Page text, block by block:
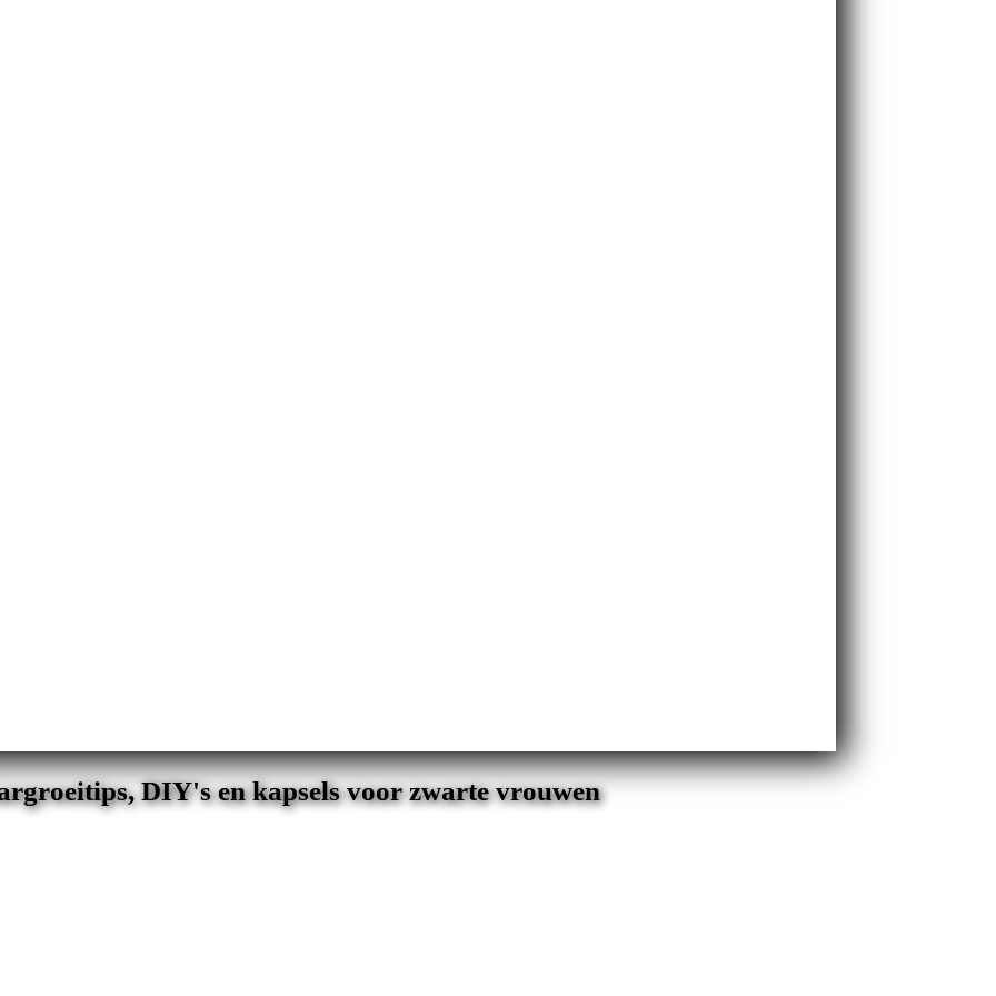
DIY's en kapsels voor zwarte vrouwen